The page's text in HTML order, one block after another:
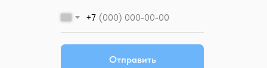
+7
Отправить